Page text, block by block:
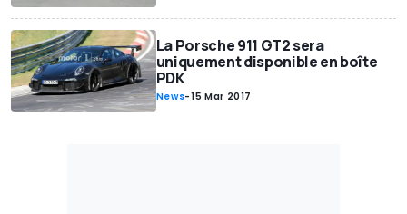
La Porsche 911 GT2 sera
uniquement disponible en boîte
PDK
News-15 Mar 2017